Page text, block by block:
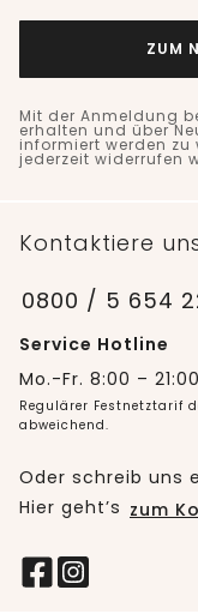
ZUM
Mit der Anmeldung
erhalten und über
informiert werden zu
jederzeit widerrufen
Kontaktiere
0800 / 5 654
Service Hotline
Mo.-Fr. 8:00 –
Regulärer Festnetztarif
abweichend.
Oder schreib uns
Hier geht’s zum